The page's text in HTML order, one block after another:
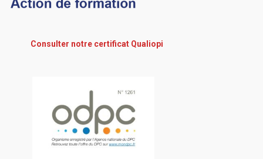
Consulter notre certificat Qualiopi